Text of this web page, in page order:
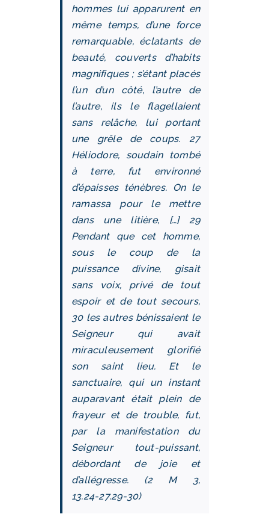
hommes lui apparurent en
même temps, d’une force
remarquable, éclatants de
beauté, couverts d’habits
magnifiques ; s’étant placés
l’un d’un côté, l’autre de
l’autre, ils le flagellaient
sans relâche, lui portant
une grêle de coups. 27
Héliodore, soudain tombé
à terre, fut environné
d’épaisses ténèbres. On le
ramassa pour le mettre
dans une litière, […] 29
Pendant que cet homme,
sous le coup de la
puissance divine, gisait
sans voix, privé de tout
espoir et de tout secours,
30 les autres bénissaient le
Seigneur qui avait
miraculeusement glorifié
son saint lieu. Et le
sanctuaire, qui un instant
auparavant était plein de
frayeur et de trouble, fut,
par la manifestation du
Seigneur tout-puissant,
débordant de joie et
d’allégresse. (2 M 3,
13.24‑27.29‑30)